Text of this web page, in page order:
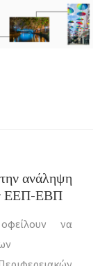
την ανάληψη
ΕΕΠ-ΕΒΠ
να